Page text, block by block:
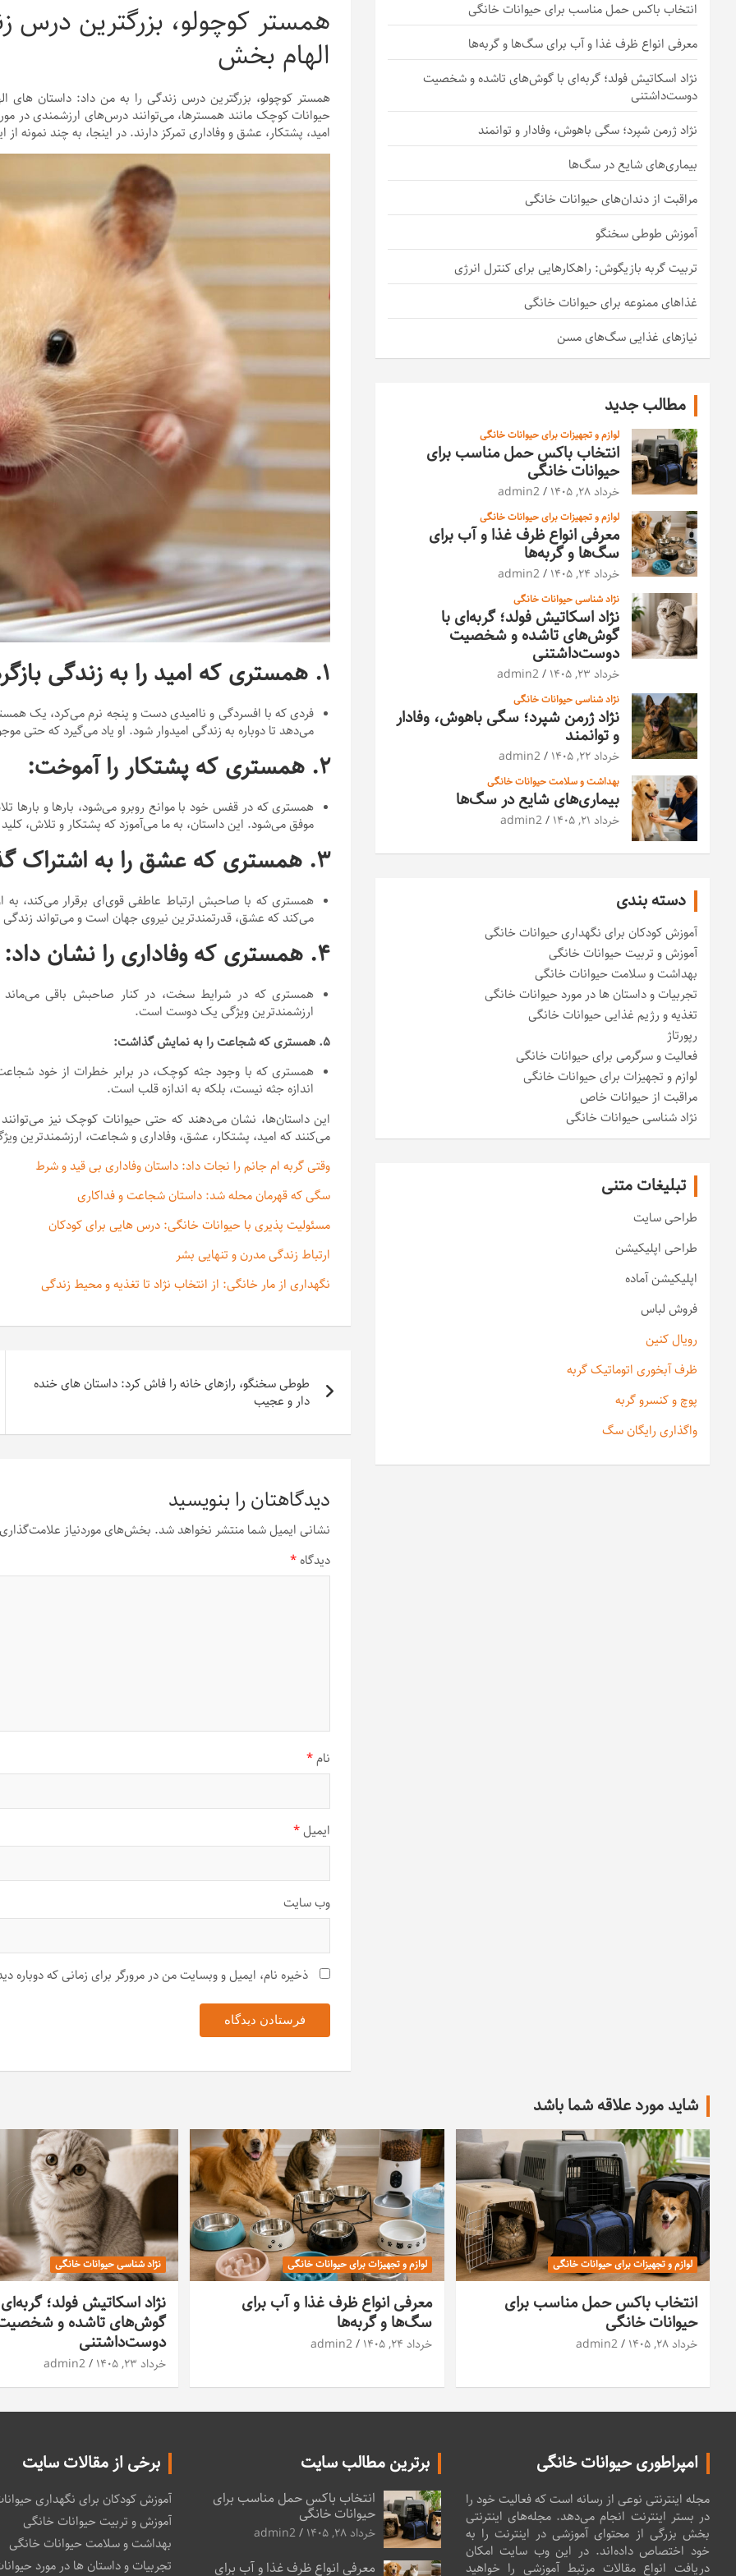
همستر کوچولو، بزرگترین درس
الهام بخش
همستر کوچولو، بزرگترین درس زندگی را به من داد: داستان های
حیوانات کوچک مانند همسترها، می‌توانند درس‌های ارزشمندی در
امید، پشتکار، عشق و وفاداری تمرکز دارند. در اینجا، به چند نمونه
۱. همستری که امید را به زندگی بازگرداند:
فردی که با افسردگی و ناامیدی دست و پنجه نرم می‌کرد، یک
می‌دهد تا دوباره به زندگی امیدوار شود. او یاد می‌گیرد که حتی
۲. همستری که پشتکار را آموخت:
همستری که در قفس خود با موانع روبرو می‌شود، بارها و بارها
موفق می‌شود. این داستان، به ما می‌آموزد که پشتکار و تلاش،
۳. همستری که عشق را به اشتراک گذاشت:
همستری که با صاحبش ارتباط عاطفی قوی‌ای برقرار می‌کند،
می‌کند که عشق، قدرتمندترین نیروی جهان است و می‌تواند زندگی
۴. همستری که وفاداری را نشان داد:
همستری که در شرایط سخت، در کنار صاحبش باقی می‌ماند و
ارزشمندترین ویژگی یک دوست است.
۵. همستری که شجاعت را به نمایش گذاشت:
همستری که با وجود جثه کوچک، در برابر خطرات از خود
اندازه جثه نیست، بلکه به اندازه قلب است.
این داستان‌ها، نشان می‌دهند که حتی حیوانات کوچک نیز
می‌کنند که امید، پشتکار، عشق، وفاداری و شجاعت، ارزشمندترین
وقتی گربه ام جانم را نجات داد: داستان وفاداری بی قید و شرط
سگی که قهرمان محله شد: داستان شجاعت و فداکاری
مسئولیت پذیری با حیوانات خانگی: درس هایی برای کودکان
ارتباط زندگی مدرن و تنهایی بشر
نگهداری از مار خانگی: از انتخاب نژاد تا تغذیه و محیط زندگی
نوشتهطوطی سخنگو، رازهای خانه را فاش کرد: داستان های خنده
دار و عجیب
دیدگاهتان را بنویسید
نشانی ایمیل شما منتشر نخواهد شد. بخش‌های موردنیاز
دیدگاه*
نام*
ایمیل*
وب‌ سایت
ذخیره نام، ایمیل و وبسایت من در مرورگر برای زمانی که دوباره
انتخاب باکس حمل مناسب برای حیوانات خانگی
معرفی انواع ظرف غذا و آب برای سگ‌ها و گربه‌ها
نژاد اسکاتیش فولد؛ گربه‌ای با گوش‌های تاشده و شخصیت
دوست‌داشتنی
نژاد ژرمن شپرد؛ سگی باهوش، وفادار و توانمند
بیماری‌های شایع در سگ‌ها
مراقبت از دندان‌های حیوانات خانگی
آموزش طوطی سخنگو
تربیت گربه بازیگوش: راهکارهایی برای کنترل انرژی
غذاهای ممنوعه برای حیوانات خانگی
نیازهای غذایی سگ‌های مسن
مطالب جدید
لوازم و تجهیزات برای حیوانات خانگی
انتخاب باکس حمل مناسب برای
حیوانات خانگی
خرداد ۲۸, ۱۴۰۵ admin2
لوازم و تجهیزات برای حیوانات خانگی
معرفی انواع ظرف غذا و آب برای
سگ‌ها و گربه‌ها
خرداد ۲۴, ۱۴۰۵ admin2
نژاد شناسی حیوانات خانگی
نژاد اسکاتیش فولد؛ گربه‌ای با
گوش‌های تاشده و شخصیت
دوست‌داشتنی
خرداد ۲۳, ۱۴۰۵ admin2
نژاد شناسی حیوانات خانگی
نژاد ژرمن شپرد؛ سگی باهوش، وفادار
و توانمند
خرداد ۲۲, ۱۴۰۵ admin2
بهداشت و سلامت حیوانات خانگی
بیماری‌های شایع در سگ‌ها
خرداد ۲۱, ۱۴۰۵ admin2
دسته بندی
آموزش کودکان برای نگهداری حیوانات خانگی
آموزش و تربیت حیوانات خانگی
بهداشت و سلامت حیوانات خانگی
تجربیات و داستان ها در مورد حیوانات خانگی
تغذیه و رژیم غذایی حیوانات خانگی
رپورتاژ
فعالیت و سرگرمی برای حیوانات خانگی
لوازم و تجهیزات برای حیوانات خانگی
مراقبت از حیوانات خاص
نژاد شناسی حیوانات خانگی
تبلیغات متنی
طراحی سایت
طراحی اپلیکیشن
اپلیکیشن آماده
فروش لباس
رویال کنین
ظرف آبخوری اتوماتیک گربه
پوچ و کنسرو گربه
واگذاری رایگان سگ
شاید مورد علاقه شما باشد
لوازم و تجهیزات برای حیوانات خانگی
انتخاب باکس حمل مناسب برای
حیوانات خانگی
خرداد ۲۸, ۱۴۰۵ admin2
لوازم و تجهیزات برای حیوانات خانگی
معرفی انواع ظرف غذا و آب برای
سگ‌ها و گربه‌ها
خرداد ۲۴, ۱۴۰۵ admin2
نژاد شناسی حیوانات خانگی
نژاد اسکاتیش فولد؛ گربه‌ای
گوش‌های تاشده و
دوست‌داشتنی
خرداد ۲۳, ۱۴۰۵ admin2
امپراطوری حیوانات خانگی
مجله اینترنتی نوعی از رسانه است که فعالیت خود را
در بستر اینترنت انجام می‌دهد. مجله‌های اینترنتی
بخش بزرگی از محتوای آموزشی در اینترنت را به
خود اختصاص داده‌اند. در این وب سایت امکان
دریافت انواع مقالات مرتبط آموزشی را خواهید
برترین مطالب سایت
انتخاب باکس حمل مناسب برای
حیوانات خانگی
خرداد ۲۸, ۱۴۰۵ admin2
معرفی انواع ظرف غذا و آب برای
برخی از مقالات سایت
آموزش کودکان برای نگهداری
آموزش و تربیت حیوانات خانگی
بهداشت و سلامت حیوانات خانگی
تجربیات و داستان ها در مورد